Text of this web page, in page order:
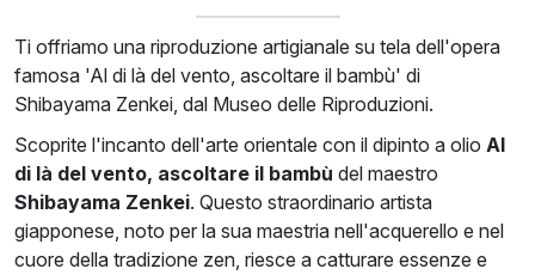
Ti offriamo una riproduzione artigianale su tela dell'opera
famosa 'Al di là del vento, ascoltare il bambù' di
Shibayama Zenkei, dal Museo delle Riproduzioni.
Scoprite l'incanto dell'arte orientale con il dipinto a olio Al
di là del vento, ascoltare il bambù del maestro
Shibayama Zenkei. Questo straordinario artista
giapponese, noto per la sua maestria nell'acquerello e nel
cuore della tradizione zen, riesce a catturare essenze e